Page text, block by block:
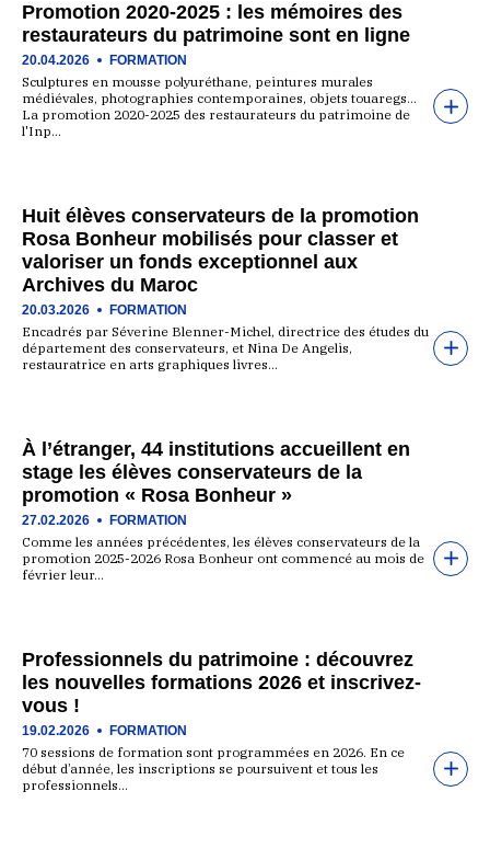
Promotion 2020-2025 : les mémoires des
restaurateurs du patrimoine sont en ligne
20.04.2026 FORMATION
Sculptures en mousse polyuréthane, peintures murales
médiévales, photographies contemporaines, objets touaregs…
La promotion 2020-2025 des restaurateurs du patrimoine de
l'Inp…
Huit élèves conservateurs de la promotion
Rosa Bonheur mobilisés pour classer et
valoriser un fonds exceptionnel aux
Archives du Maroc
20.03.2026 FORMATION
Encadrés par Séverine Blenner-Michel, directrice des études du
département des conservateurs, et Nina De Angelis,
restauratrice en arts graphiques livres…
À l’étranger, 44 institutions accueillent en
stage les élèves conservateurs de la
promotion « Rosa Bonheur »
27.02.2026 FORMATION
Comme les années précédentes, les élèves conservateurs de la
promotion 2025-2026 Rosa Bonheur ont commencé au mois de
février leur…
Professionnels du patrimoine : découvrez
les nouvelles formations 2026 et inscrivez-
vous !
19.02.2026 FORMATION
70 sessions de formation sont programmées en 2026. En ce
début d’année, les inscriptions se poursuivent et tous les
professionnels…